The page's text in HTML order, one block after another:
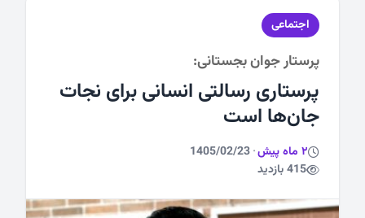
فرهنگی
ورزشی
اجتماعی
پرستار جوان بجستانی:
پرستاری رسالتی انسانی برای نجات
جان‌ها است
2 ماه پیش ·
1405/02/23
415 بازدید